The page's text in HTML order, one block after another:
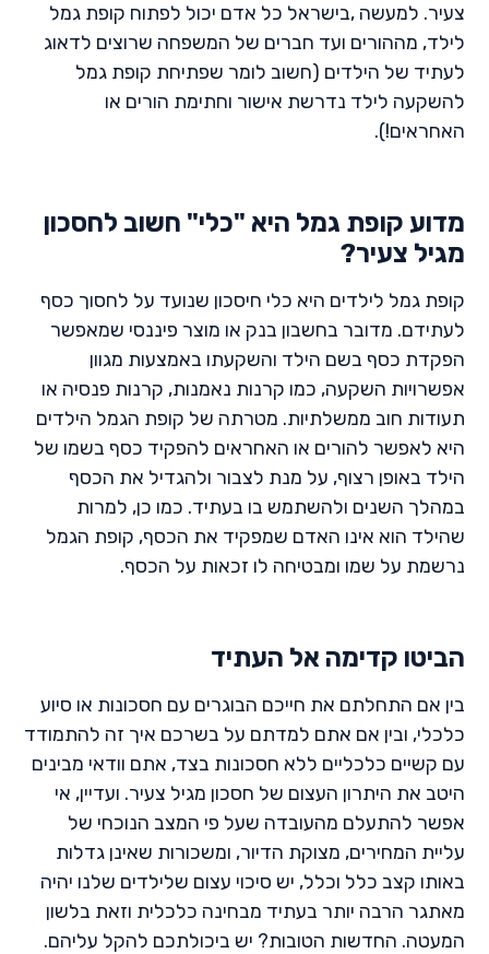
צעיר. למעשה ,בישראל כל אדם יכול לפתוח קופת גמל
לילד, מההורים ועד חברים של המשפחה שרוצים לדאוג
לעתיד של הילדים (חשוב לומר שפתיחת קופת גמל
להשקעה לילד נדרשת אישור וחתימת הורים או
האחראים!).
מדוע קופת גמל היא "כלי" חשוב לחסכון
מגיל צעיר?
קופת גמל לילדים היא כלי חיסכון שנועד על לחסוך כסף
לעתידם. מדובר בחשבון בנק או מוצר פיננסי שמאפשר
הפקדת כסף בשם הילד והשקעתו באמצעות מגוון
אפשרויות השקעה, כמו קרנות נאמנות, קרנות פנסיה או
תעודות חוב ממשלתיות. מטרתה של קופת הגמל הילדים
היא לאפשר להורים או האחראים להפקיד כסף בשמו של
הילד באופן רצוף, על מנת לצבור ולהגדיל את הכסף
במהלך השנים ולהשתמש בו בעתיד. כמו כן, למרות
שהילד הוא אינו האדם שמפקיד את הכסף, קופת הגמל
נרשמת על שמו ומבטיחה לו זכאות על הכסף.
הביטו קדימה אל העתיד
בין אם התחלתם את חייכם הבוגרים עם חסכונות או סיוע
כלכלי, ובין אם אתם למדתם על בשרכם איך זה להתמודד
עם קשיים כלכליים ללא חסכונות בצד, אתם וודאי מבינים
היטב את היתרון העצום של חסכון מגיל צעיר. ועדיין, אי
אפשר להתעלם מהעובדה שעל פי המצב הנוכחי של
עליית המחירים, מצוקת הדיור, ומשכורות שאינן גדלות
באותו קצב כלל וכלל, יש סיכוי עצום שלילדים שלנו יהיה
מאתגר הרבה יותר בעתיד מבחינה כלכלית וזאת בלשון
המעטה. החדשות הטובות? יש ביכולתכם להקל עליהם.